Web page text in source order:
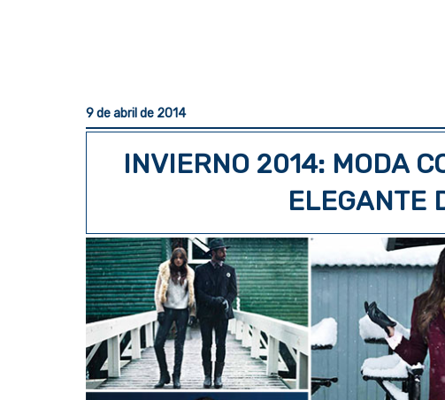
9 de abril de 2014
INVIERNO 2014: MODA
ELEGANTE